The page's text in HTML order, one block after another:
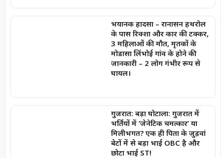
भयानक हादसा – रानासन हथरोल
के पास रिक्शा और कार की टक्कर,
3 महिलाओं की मौत, मृतकों के
मोडासा लिंभोई गांव के होने की
जानकारी – 2 लोग गंभीर रूप से
घायल।
गुजरात: बड़ा घोटाला: गुजरात में
भर्तियों में ‘जेनेटिक चमत्कार’ या
मिलीभगत? एक ही पिता के जुड़वां
बेटों में से बड़ा भाई OBC है और
छोटा भाई ST!